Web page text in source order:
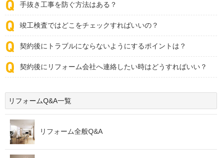
手抜き工事を防ぐ方法はある？
竣工検査ではどこをチェックすればいいの？
契約後にトラブルにならないようにするポイントは？
契約後にリフォーム会社へ連絡したい時はどうすればいい？
リフォームQ&A一覧
リフォーム全般Q&A